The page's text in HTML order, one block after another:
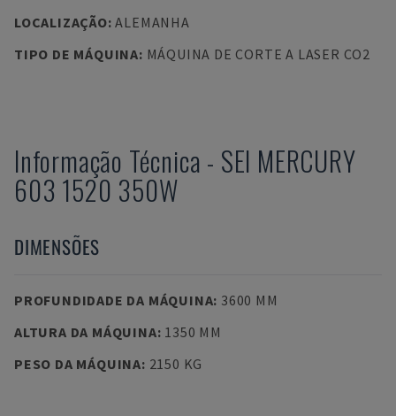
LOCALIZAÇÃO:ALEMANHA
TIPO DE MÁQUINA: MÁQUINA DE CORTE A LASER CO2
Informação Técnica - SEI MERCURY
603 1520 350W
DIMENSÕES
PROFUNDIDADE DA MÁQUINA: 3600 MM
ALTURA DA MÁQUINA: 1350 MM
PESO DA MÁQUINA: 2150 KG